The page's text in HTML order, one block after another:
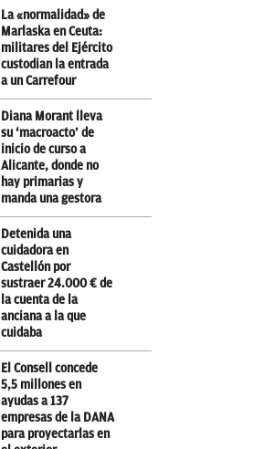
La «normalidad» de
Marlaska en Ceuta:
militares del Ejército
custodian la entrada
a un Carrefour
Diana Morant lleva
su ‘macroacto’ de
inicio de curso a
Alicante, donde no
hay primarias y
manda una gestora
Detenida una
cuidadora en
Castellón por
sustraer 24.000 € de
la cuenta de la
anciana a la que
cuidaba
El Consell concede
5,5 millones en
ayudas a 137
empresas de la DANA
para proyectarlas en